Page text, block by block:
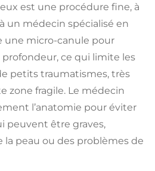
est une procédure fine, à
un médecin spécialisé en
une micro-canule pour
ce qui limite les
petits traumatismes, très
zone fragile. Le médecin
l’anatomie pour éviter
peuvent être graves,
la peau ou des problèmes de